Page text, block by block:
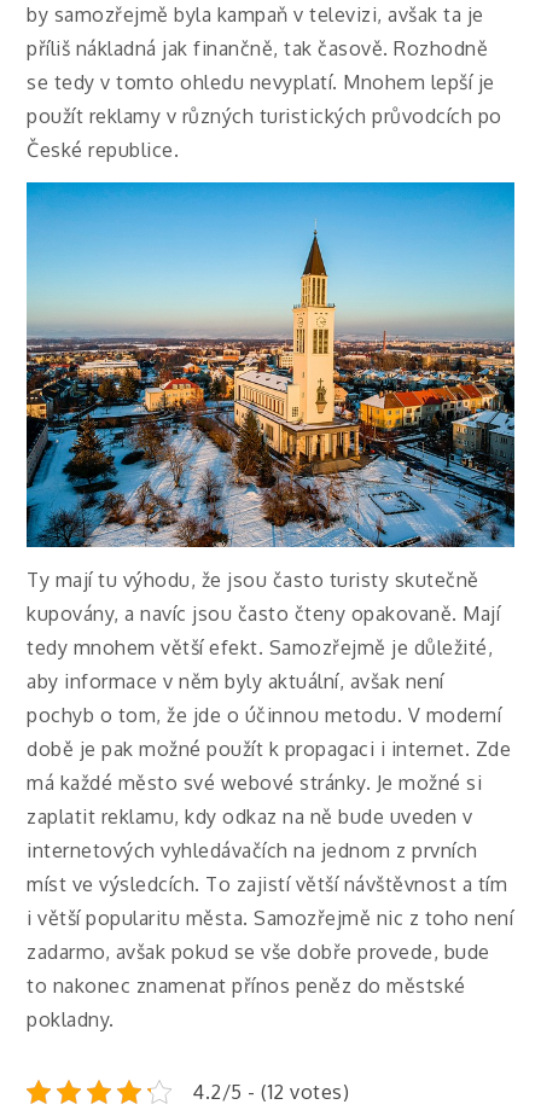
by samozřejmě byla kampaň v televizi, avšak ta je
příliš nákladná jak finančně, tak časově. Rozhodně
se tedy v tomto ohledu nevyplatí. Mnohem lepší je
použít reklamy v různých turistických průvodcích po
České republice.
Ty mají tu výhodu, že jsou často turisty skutečně
kupovány, a navíc jsou často čteny opakovaně. Mají
tedy mnohem větší efekt. Samozřejmě je důležité,
aby informace v něm byly aktuální, avšak není
pochyb o tom, že jde o účinnou metodu. V moderní
době je pak možné použít k propagaci i internet. Zde
má každé město své webové stránky. Je možné si
zaplatit reklamu, kdy odkaz na ně bude uveden v
internetových vyhledávačích na jednom z prvních
míst ve výsledcích. To zajistí větší návštěvnost a tím
i větší popularitu města.Samozřejmě nic z toho není
zadarmo, avšak pokud se vše dobře provede, bude
to nakonec znamenat přínos peněz do městské
pokladny.
4.2/5 - (12 votes)